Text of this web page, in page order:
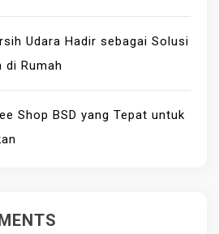
Udara Hadir sebagai Solusi
di Rumah
Shop BSD yang Tepat untuk